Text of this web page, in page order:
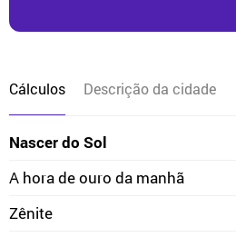
Cálculos Descrição da cidade
Nascer do Sol
A hora de ouro da manhã
Zênite